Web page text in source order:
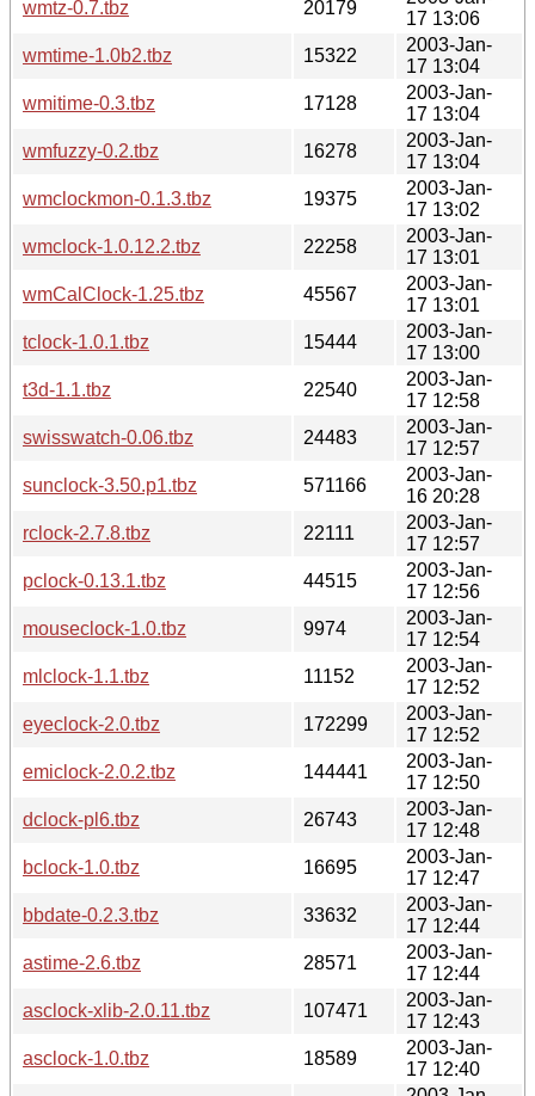
wmtz-0.7.tbz
20179
17 13:06
wmtime-1.0b2.tbz
15322
2003-Jan-
17 13:04
wmitime-0.3.tbz
17128
2003-Jan-
17 13:04
wmfuzzy-0.2.tbz
16278
2003-Jan-
17 13:04
wmclockmon-0.1.3.tbz
19375
2003-Jan-
17 13:02
wmclock-1.0.12.2.tbz
22258
2003-Jan-
17 13:01
wmCalClock-1.25.tbz
45567
2003-Jan-
17 13:01
tclock-1.0.1.tbz
15444
2003-Jan-
17 13:00
t3d-1.1.tbz
22540
2003-Jan-
17 12:58
swisswatch-0.06.tbz
24483
2003-Jan-
17 12:57
sunclock-3.50.p1.tbz
571166
2003-Jan-
16 20:28
rclock-2.7.8.tbz
22111
2003-Jan-
17 12:57
pclock-0.13.1.tbz
44515
2003-Jan-
17 12:56
mouseclock-1.0.tbz
9974
2003-Jan-
17 12:54
mlclock-1.1.tbz
11152
2003-Jan-
17 12:52
eyeclock-2.0.tbz
172299
2003-Jan-
17 12:52
emiclock-2.0.2.tbz
144441
2003-Jan-
17 12:50
dclock-pl6.tbz
26743
2003-Jan-
17 12:48
bclock-1.0.tbz
16695
2003-Jan-
17 12:47
bbdate-0.2.3.tbz
33632
2003-Jan-
17 12:44
astime-2.6.tbz
28571
2003-Jan-
17 12:44
asclock-xlib-2.0.11.tbz
107471
2003-Jan-
17 12:43
asclock-1.0.tbz
18589
2003-Jan-
17 12:40